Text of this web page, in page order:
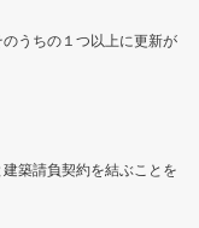
うちの１つ以上に更新が
築請負契約を結ぶことを